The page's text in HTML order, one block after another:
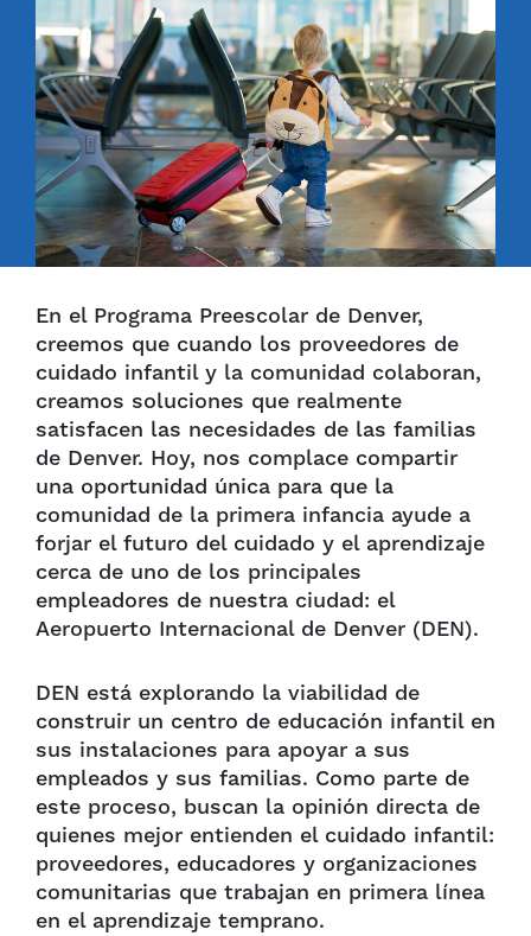
En el Programa Preescolar de Denver,
creemos que cuando los proveedores de
cuidado infantil y la comunidad colaboran,
creamos soluciones que realmente
satisfacen las necesidades de las familias
de Denver. Hoy, nos complace compartir
una oportunidad única para que la
comunidad de la primera infancia ayude a
forjar el futuro del cuidado y el aprendizaje
cerca de uno de los principales
empleadores de nuestra ciudad: el
Aeropuerto Internacional de Denver (DEN).
DEN está explorando la viabilidad de
construir un centro de educación infantil en
sus instalaciones para apoyar a sus
empleados y sus familias. Como parte de
este proceso, buscan la opinión directa de
quienes mejor entienden el cuidado infantil:
proveedores, educadores y organizaciones
comunitarias que trabajan en primera línea
en el aprendizaje temprano.